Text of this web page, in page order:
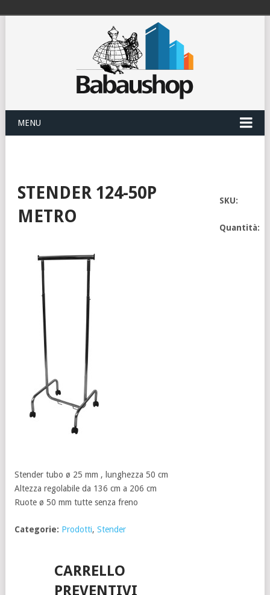
MENU
STENDER 124-50P
METRO
SKU:
Quantità:
Stender tubo ø 25 mm , lunghezza 50 cm
Altezza regolabile da 136 cm a 206 cm
Ruote ø 50 mm tutte senza freno
Categorie: Prodotti, Stender
CARRELLO
PREVENTIVI